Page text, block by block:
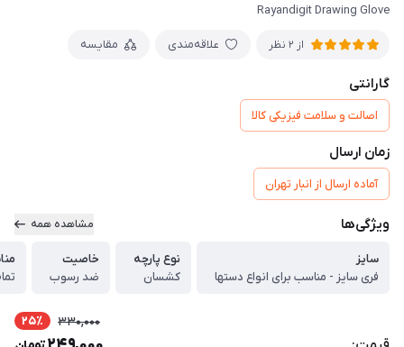
Rayandigit Drawing Glove
از 2 نظر علاقه‌مندی مقایسه
گارانتی
اصالت و سلامت فیزیکی کالا
زمان ارسال
آماده ارسال از انبار تهران
ویژگی‌ها مشاهده همه
سایز
فری سایز - مناسب برای انواع دستها
نوع پارچه
کشسان
خاصیت
ضد رسوب
330,000 25٪